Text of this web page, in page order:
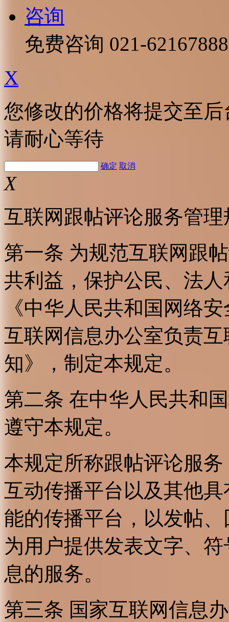
咨询
免费咨询 021-62167888
X
您修改的价格将提交至
请耐心等待
确定 取消
X
互联网跟帖评论服务管理
第一条 为规范互联网跟
共利益，保护公民、法
《中华人民共和国网络
互联网信息办公室负责
知》，制定本规定。
第二条 在中华人民共和
遵守本规定。
本规定所称跟帖评论服
互动传播平台以及其他
能的传播平台，以发帖
为用户提供发表文字、
息的服务。
第三条 国家互联网信息